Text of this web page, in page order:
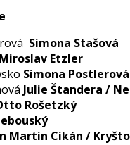
Simona Stašová
Miroslav Etzler
Simona
Julie Štandera /
Rošetzký
Martin Cikán /